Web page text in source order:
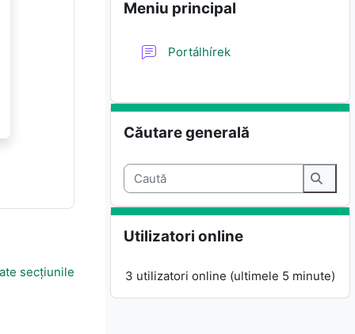
Meniu principal
PortálhírekForum
Omite Căutare generală
Căutare generală
Caută
Caută
Omite Utilizatori online
Utilizatori online
3 utilizatori online (ultimele 5 minute)
secțiunile